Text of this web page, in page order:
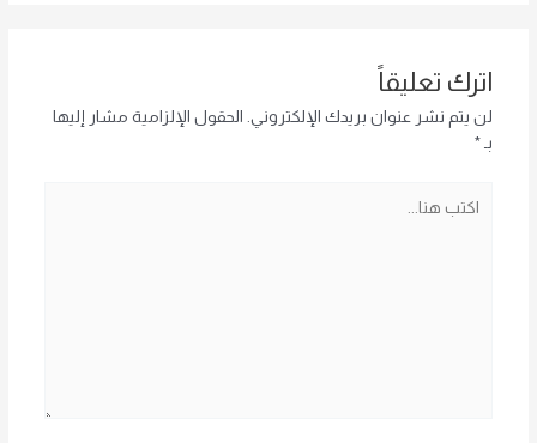
اترك تعليقاً
لن يتم نشر عنوان بريدك الإلكتروني. الحقول الإلزامية مشار إليها
بـ *